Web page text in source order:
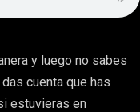
y luego no sabes
cuenta que has
estuvieras en